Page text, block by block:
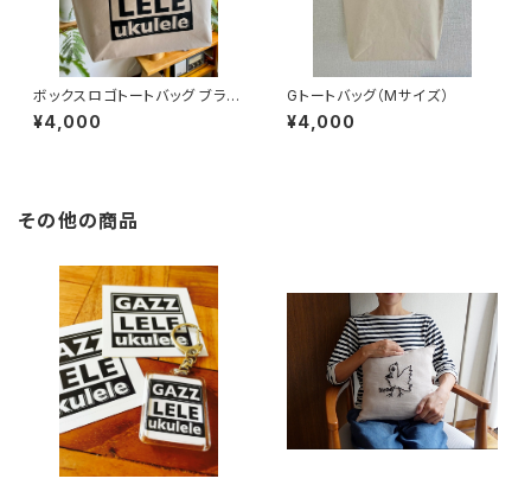
ボックスロゴトートバッグ ブラッ
ク（Mサイズ）
¥4,000
Gトートバッグ（Mサイズ）
¥4,000
その他の商品